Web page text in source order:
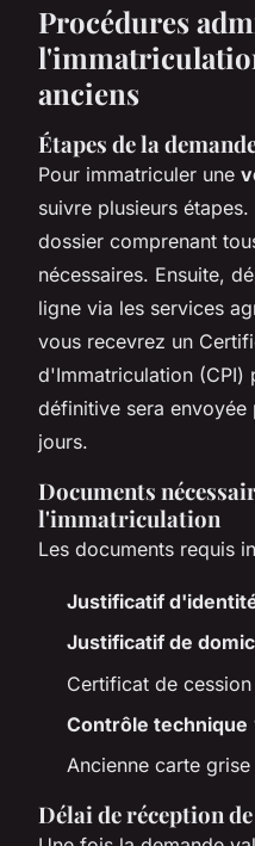
Procédures
anciens
Étapes de la
Pour immatriculer une
suivre plusieurs
dossier comprenant
nécessaires. Ensuite,
ligne via les services
vous recevrez un
d'Immatriculation (CPI)
définitive sera
jours.
Documents
l'immatriculation
Les documents requis
Justificatif
Justificatif de
Certificat de
Contrôle technique
Ancienne carte
Délai de réception